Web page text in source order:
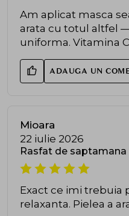
Am aplicat masca
arata cu totul altfel
uniforma. Vitamina
ADAUGA UN
Mioara
22 iulie 2026
Rasfat de saptamana
Exact ce imi trebuia
relaxanta. Pielea a